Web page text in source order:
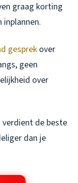
graag korting
gesprek over
geen
over
verdient de beste
dan je